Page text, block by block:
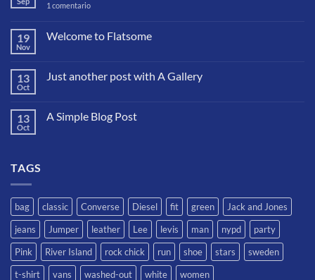
1 comentarioen
19
Nov
Welcome to Flatsome
en
13
Oct
Just another post with A Gallery
en
13
Oct
A Simple Blog Post
TAGS
bag classic Converse Diesel fit green
Jack and Jones
jeans
Jumper leather Lee levis man nypd
party
Pink
River Island rock chick run shoe stars
sweden
t-shirt
vans washed-out white women